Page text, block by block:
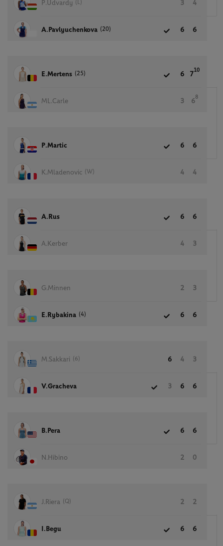
P.Udvardy (L) 3 4
A.Pavlyuchenkova (20) 6 6
E.Mertens (25) 6 7
10
ML.Carle 3 6
8
P.Martic 6 6
K.Mladenovic (W) 4 4
A.Rus 6 6
A.Kerber 4 3
G.Minnen 2 3
E.Rybakina (4) 6 6
M.Sakkari (6) 6 4 3
V.Gracheva 3 6 6
B.Pera 6 6
N.Hibino 2 0
J.Riera (Q) 2 2
I.Begu 6 6